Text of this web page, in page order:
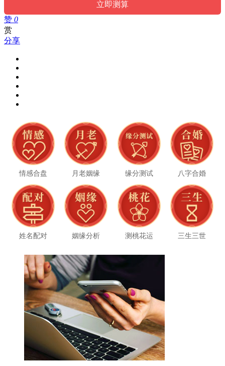
赞 0
赏
分享
情感合盘 月老姻缘 缘分测试 八字合婚
姓名配对 姻缘分析 测桃花运 三生三世